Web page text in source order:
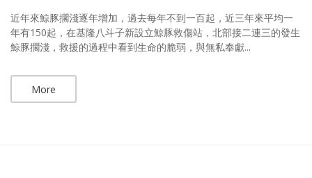
近年來鯨豚擱淺逐年增加，過去每年不到一百起，近三年來平均一
年有150起，在基隆八斗子新設立鯨豚救傷站，北部接二連三的發生
鯨豚擱淺，救援的過程中看到生命的脆弱，與無私奉獻...
More